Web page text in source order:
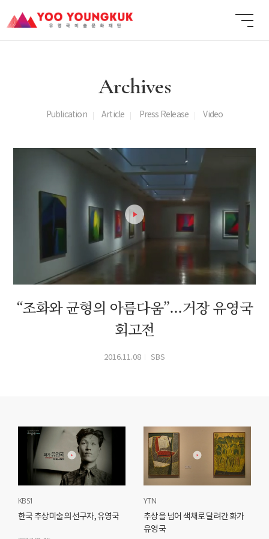
Archives
Publication Article Press Release Video
“조화와 균형의 아름다움”...거장 유영국
회고전
2016.11.08 SBS
KBS1
한국 추상미술의 선구자, 유영국
YTN
추상을 넘어 색채로 달려간 화가
유영국